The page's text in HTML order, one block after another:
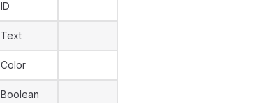
ID
Text
Color
Boolean